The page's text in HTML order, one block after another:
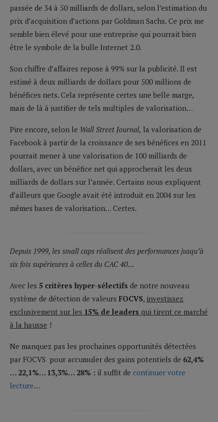
passée de 34 à 50 milliards de dollars, selon l’estimation du
prix d’acquisition d’actions par Goldman Sachs. Ce prix me
semble bien élevé pour une entreprise qui pourrait bien
être le symbole de la bulle Internet 2.0.
Son chiffre d’affaires repose à 99% sur la publicité. Il est
estimé à deux milliards de dollars pour 500 millions de
bénéfices nets. Cela représente certes une belle marge,
mais de là à justifier de tels multiples de valorisation…
Pire encore, selon le Wall Street Journal, la valorisation de
Facebook à partir de la croissance de ses bénéfices en 2011
pourrait mener à une valorisation de 100 milliards de
dollars, avec un bénéfice net qui approcherait les deux
milliards de dollars sur l’année. Certains nous expliquent
d’ailleurs que Google avait été introduit en 2004 sur les
mêmes bases de valorisation… Certes.
Depuis 1999, les small caps réalisent des performances jusqu’à
six fois supérieures à celles du CAC 40…
Avec les 5 critères hyper-sélectifs de notre nouveau
système de détection de valeurs FOCVS, investissez
exclusivement sur les 15% de leaders qui tirent ce marché
à la hausse !
Ne manquez pas les prochaines opportunités détectées
par FOCVS pour accumuler des gains potentiels de 62,4%
… 22,1%… 13,3%… 28% : il suffit de continuer votre
lecture…